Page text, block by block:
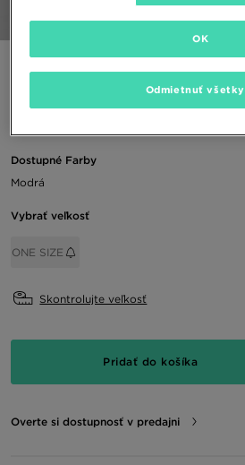
Dostupné Farby
Modrá
Vybrať veľkosť
ONE SIZE
Skontrolujte veľkosť
Pridať do košíka
Overte si dostupnosť v predajni
Odmietnuť všetky
OK